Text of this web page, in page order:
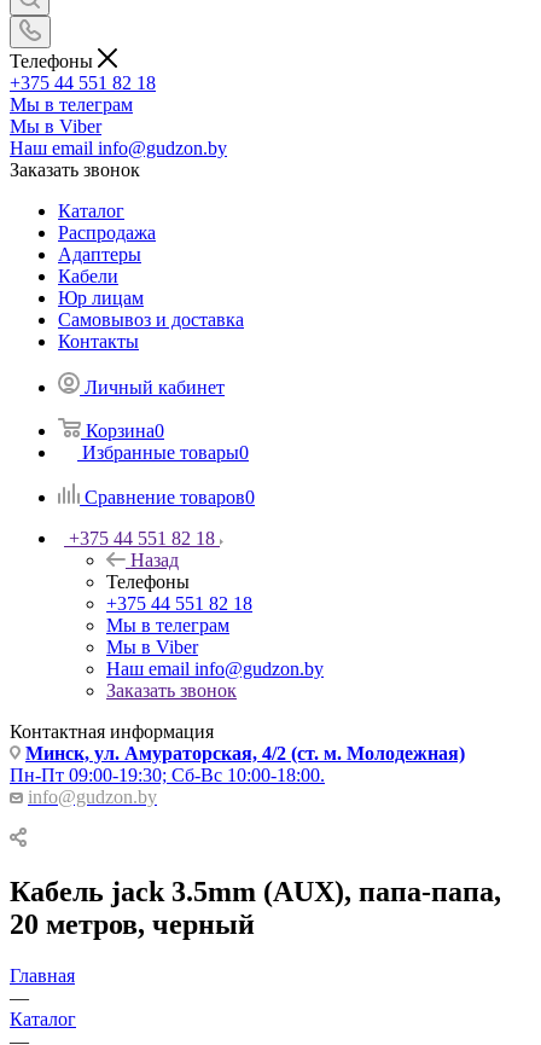
Телефоны
+375 44 551 82 18
Мы в телеграм
Мы в Viber
Наш email info@gudzon.by
Заказать звонок
Каталог
Распродажа
Адаптеры
Кабели
Юр лицам
Самовывоз и доставка
Контакты
Личный кабинет
Корзина0
Избранные товары0
Сравнение товаров0
+375 44 551 82 18
Назад
Телефоны
+375 44 551 82 18
Мы в телеграм
Мы в Viber
Наш email info@gudzon.by
Заказать звонок
Контактная информация
Минск, ул. Амураторская, 4/2 (ст. м. Молодежная)
Пн-Пт 09:00-19:30; Сб-Вс 10:00-18:00.
info@gudzon.by
Кабель jack 3.5mm (AUX), папа-папа,
20 метров, черный
Главная
—
Каталог
—